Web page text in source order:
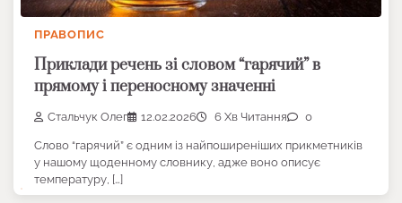
ПРАВОПИС
Приклади речень зі словом “гарячий” в
прямому і переносному значенні
Стальчук Олег 12.02.2026 6 Хв Читання 0
Слово “гарячий” є одним із найпоширеніших прикметників
у нашому щоденному словнику, адже воно описує
температуру, […]